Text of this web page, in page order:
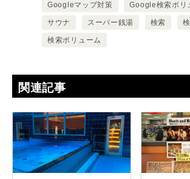
Googleマップ対策 Google検索ボリ
サウナ スーパー銭湯 検索
検索ボリューム
関連記事